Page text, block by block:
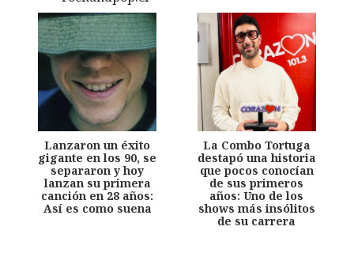
Lanzaron un éxito
gigante en los 90, se
separaron y hoy
lanzan su primera
canción en 28 años:
Así es como suena
La Combo Tortuga
destapó una historia
que pocos conocían
de sus primeros
años: Uno de los
shows más insólitos
de su carrera